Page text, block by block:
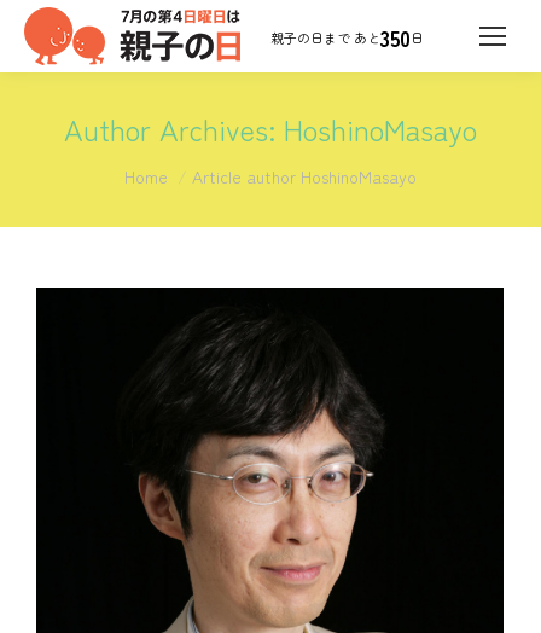
350日
Author Archives: HoshinoMasayo
You are here:
Home Article author HoshinoMasayo